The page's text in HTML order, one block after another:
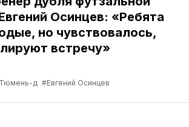
Осинцев: «Ребята
но чувствовалось,
встречу»
Тюмень-д #Евгений Осинцев